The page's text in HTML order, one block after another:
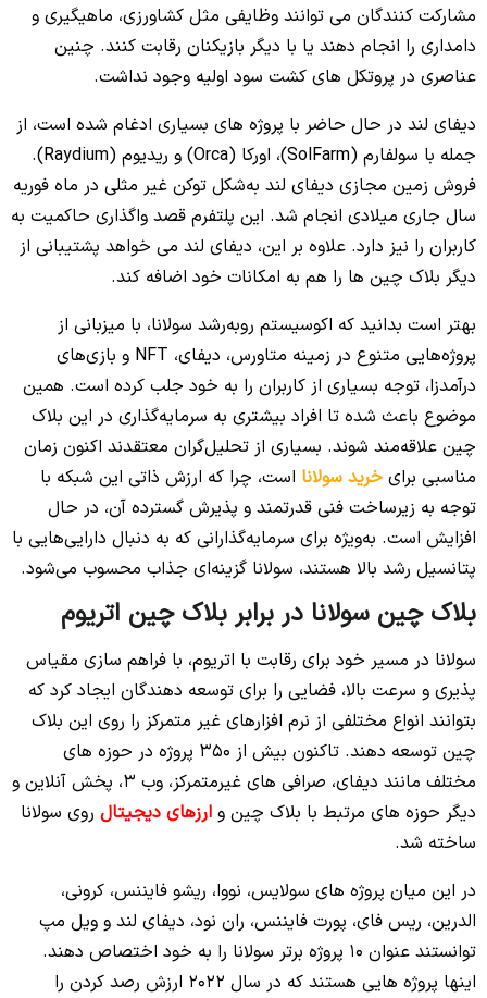
مشارکت‌ کنندگان می‌ توانند وظایفی مثل کشاورزی، ماهیگیری و
دامداری را انجام دهند یا با دیگر بازیکنان رقابت کنند. چنین
عناصری در پروتکل‌ های کشت سود اولیه وجود نداشت.
دیفای لند در حال حاضر با پروژه‌ های بسیاری ادغام شده است، از
جمله با سولفارم (SolFarm)، اورکا (Orca) و ریدیوم (Raydium).
فروش زمین مجازی دیفای لند به‌شکل توکن غیر مثلی در ماه فوریه
سال جاری میلادی انجام شد. این پلتفرم قصد واگذاری حاکمیت به
کاربران را نیز دارد. علاوه بر این، دیفای لند می‌ خواهد پشتیبانی از
دیگر بلاک چین‌ ها را هم به امکانات خود اضافه کند.
بهتر است بدانید که اکوسیستم روبه‌رشد سولانا، با میزبانی از
پروژه‌هایی متنوع در زمینه متاورس، دیفای، NFT و بازی‌های
درآمدزا، توجه بسیاری از کاربران را به خود جلب کرده است. همین
موضوع باعث شده تا افراد بیشتری به سرمایه‌گذاری در این بلاک
چین علاقه‌مند شوند. بسیاری از تحلیل‌گران معتقدند اکنون زمان
مناسبی برای خرید سولانا است، چرا که ارزش ذاتی این شبکه با
توجه به زیرساخت فنی قدرتمند و پذیرش گسترده آن، در حال
افزایش است. به‌ویژه برای سرمایه‌گذارانی که به دنبال دارایی‌هایی با
پتانسیل رشد بالا هستند، سولانا گزینه‌ای جذاب محسوب می‌شود.
بلاک چین سولانا در برابر بلاک چین اتریوم
سولانا در مسیر خود برای رقابت با اتریوم، با فراهم‌ سازی مقیاس‌
پذیری و سرعت بالا، فضایی را برای توسعه‌ دهندگان ایجاد کرد که
بتوانند انواع مختلفی از نرم‌ افزارهای غیر متمرکز را روی این بلاک
چین توسعه دهند. تاکنون بیش از 350 پروژه در حوزه‌ های
مختلف مانند دیفای، صرافی‌ های غیرمتمرکز، وب 3، پخش آنلاین و
دیگر حوزه‌ های مرتبط با بلاک چین و ارزهای دیجیتال روی سولانا
ساخته شد.
در این میان پروژه‌ های سولایس، نووا، ریشو فایننس، کرونی،
الدرین، ریس‌ فای، پورت فایننس، ران‌ نود، دیفای لند و ویل‌ مپ
توانستند عنوان 10 پروژه برتر سولانا را به خود اختصاص دهند.
اینها پروژه‌ هایی هستند که در سال 2022 ارزش رصد کردن را